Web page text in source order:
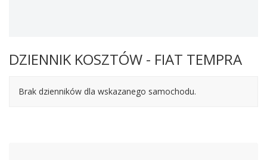
DZIENNIK KOSZTÓW - FIAT TEMPRA
Brak dzienników dla wskazanego samochodu.